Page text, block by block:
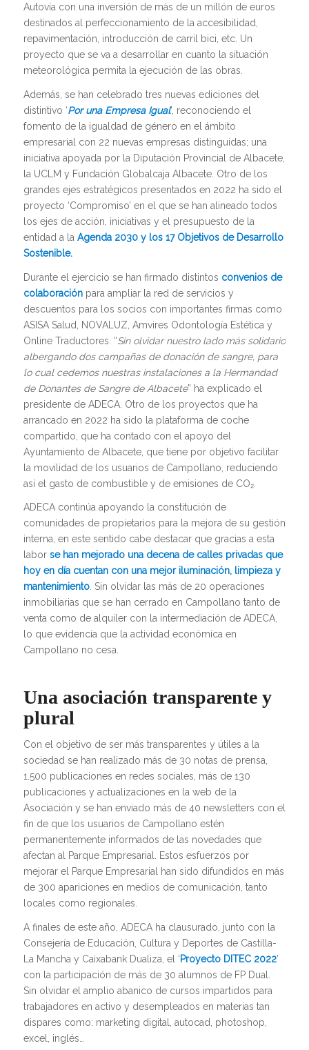
Autovía con una inversión de más de un millón de euros
destinados al perfeccionamiento de la accesibilidad,
repavimentación, introducción de carril bici, etc. Un
proyecto que se va a desarrollar en cuanto la situación
meteorológica permita la ejecución de las obras.
Además, se han celebrado tres nuevas ediciones del
distintivo ‘Por una Empresa Igual’, reconociendo el
fomento de la igualdad de género en el ámbito
empresarial con 22 nuevas empresas distinguidas; una
iniciativa apoyada por la Diputación Provincial de Albacete,
la UCLM y Fundación Globalcaja Albacete. Otro de los
grandes ejes estratégicos presentados en 2022 ha sido el
proyecto ‘Compromiso’ en el que se han alineado todos
los ejes de acción, iniciativas y el presupuesto de la
entidad a la Agenda 2030 y los 17 Objetivos de Desarrollo
Sostenible.
Durante el ejercicio se han firmado distintos convenios de
colaboraciónpara ampliar la red de servicios y
descuentos para los socios con importantes firmas como
ASISA Salud, NOVALUZ, Amvires Odontología Estética y
Online Traductores. “Sin olvidar nuestro lado más solidario
albergando dos campañas de donación de sangre, para
lo cual cedemos nuestras instalaciones a la Hermandad
de Donantes de Sangre de Albacete” ha explicado el
presidente de ADECA. Otro de los proyectos que ha
arrancado en 2022 ha sido la plataforma de coche
compartido, que ha contado con el apoyo del
Ayuntamiento de Albacete, que tiene por objetivo facilitar
la movilidad de los usuarios de Campollano, reduciendo
así el gasto de combustible y de emisiones de CO₂.
ADECA continúa apoyando la constitución de
comunidades de propietarios para la mejora de su gestión
interna, en este sentido cabe destacar que gracias a esta
labor se han mejorado una decena de calles privadas que
hoy en día cuentan con una mejor iluminación, limpieza y
mantenimiento. Sin olvidar las más de 20 operaciones
inmobiliarias que se han cerrado en Campollano tanto de
venta como de alquiler con la intermediación de ADECA,
lo que evidencia que la actividad económica en
Campollano no cesa.
Una asociación transparente y
plural
Con el objetivo de ser más transparentes y útiles a la
sociedad se han realizado más de 30 notas de prensa,
1.500 publicaciones en redes sociales, más de 130
publicaciones y actualizaciones en la web de la
Asociación y se han enviado más de 40 newsletters con el
fin de que los usuarios de Campollano estén
permanentemente informados de las novedades que
afectan al Parque Empresarial. Estos esfuerzos por
mejorar el Parque Empresarial han sido difundidos en más
de 300 apariciones en medios de comunicación, tanto
locales como regionales.
A finales de este año, ADECA ha clausurado, junto con la
Consejería de Educación, Cultura y Deportes de Castilla-
La Mancha y Caixabank Dualiza, el ‘Proyecto DITEC 2022’
con la participación de más de 30 alumnos de FP Dual.
Sin olvidar el amplio abanico de cursos impartidos para
trabajadores en activo y desempleados en materias tan
dispares como: marketing digital, autocad, photoshop,
excel, inglés…